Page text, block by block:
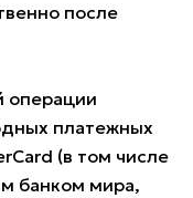
после
операции
платежных
(в том числе
банком мира,